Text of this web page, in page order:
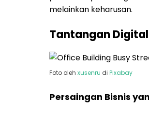
melainkan keharusan.
Tantangan
Foto oleh xusenru di Pixabay
Persaingan Bisnis